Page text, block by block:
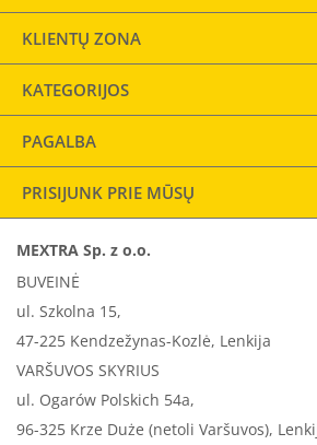
KLIENTŲ ZONA
KATEGORIJOS
PAGALBA
PRISIJUNK PRIE MŪSŲ
MEXTRA Sp. z o.o.
BUVEINĖ
ul. Szkolna 15,
47-225 Kendzežynas-Kozlė, Lenkija
VARŠUVOS SKYRIUS
ul. Ogarów Polskich 54a,
96-325 Krze Duże (netoli Varšuvos),